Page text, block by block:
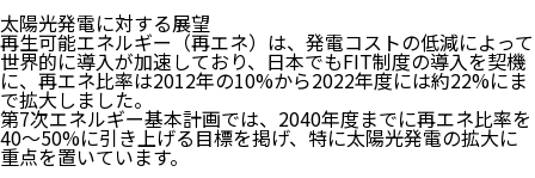
太陽光発電に対する展望
再生可能エネルギー（再エネ）は、発電コストの低減によって
世界的に導入が加速しており、日本でもFIT制度の導入を契機
に、再エネ比率は2012年の10%から2022年度には約22%にま
で拡大しました。
第7次エネルギー基本計画では、 2040年度までに再エネ比率を
40～50%に引き上げる目標を掲げ、特に太陽光発電の拡大に
重点を置いています。